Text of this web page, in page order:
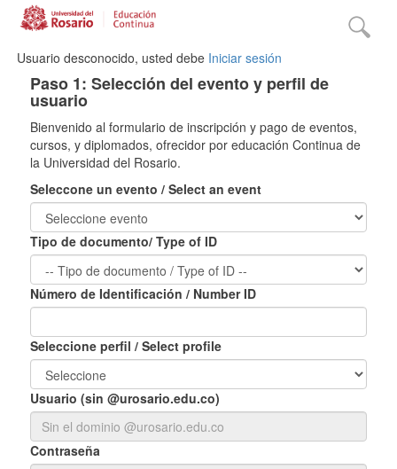
Usuario desconocido, usted debe Iniciar sesión
Paso 1: Selección del evento y perfil de
usuario
Bienvenido al formulario de inscripción y pago de eventos,
cursos, y diplomados, ofrecidor por educación Continua de
la Universidad del Rosario.
Seleccone un evento / Select an event
Tipo de documento/ Type of ID
Número de Identificación / Number ID
Seleccione perfil / Select profile
Usuario (sin @urosario.edu.co)
Contraseña